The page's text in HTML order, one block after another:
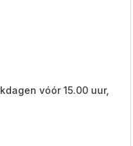
vóór 15.00 uur,